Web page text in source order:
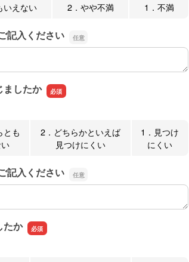
いえない 2．やや不満 1．不満
記入ください
入ください
ましたか
とも
2．どちらかといえば
見つけにくい
1．見つけ
にくい
記入ください
入ください
たか